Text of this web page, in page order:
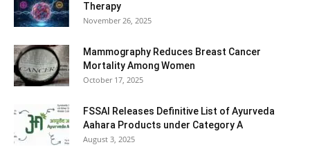
Therapy
November 26, 2025
Mammography Reduces Breast Cancer
Mortality Among Women
October 17, 2025
FSSAI Releases Definitive List of Ayurveda
Aahara Products under Category A
August 3, 2025